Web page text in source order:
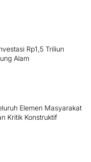
Rp1,5 Triliun
Alam
Elemen Masyarakat
Kritik Konstruktif